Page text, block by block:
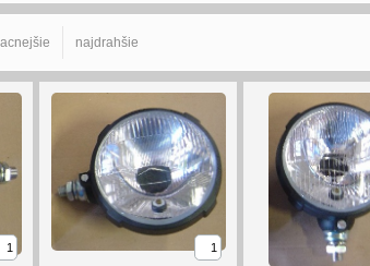
najdrahšie